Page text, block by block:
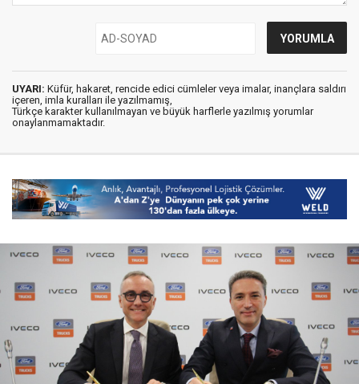
UYARI: Küfür, hakaret, rencide edici cümleler veya imalar, inançlara saldırı
içeren, imla kuralları ile yazılmamış,
Türkçe karakter kullanılmayan ve büyük harflerle yazılmış yorumlar
onaylanmamaktadır.